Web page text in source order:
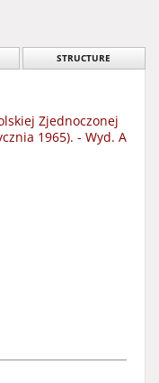
STRUCTURE
Zjednoczonej
1965). - Wyd. A